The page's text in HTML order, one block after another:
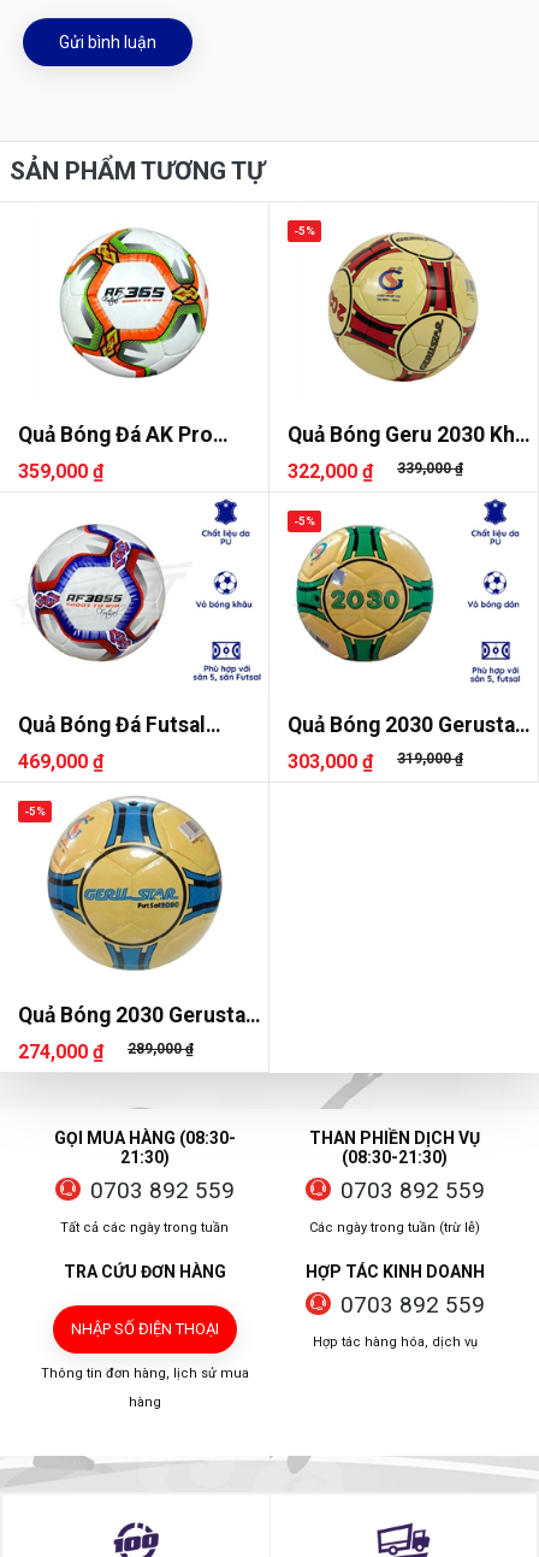
Gửi bình luận
SẢN PHẨM TƯƠNG TỰ
Quả Bóng Đá AK Pro
Futsal AF365
359,000 ₫
Quả Bóng Geru 2030 Khâu
Tay
322,000 ₫ 339,000 ₫
-5%
Quả Bóng Đá Futsal
AKpro AF3855
469,000 ₫
Quả Bóng 2030 Gerustar
Dán Sala
303,000 ₫ 319,000 ₫
-5%
Quả Bóng 2030 Gerustar
Dán
274,000 ₫ 289,000 ₫
-5%
GỌI MUA HÀNG (08:30-
21:30)
0703 892 559
Tất cả các ngày trong tuần
THAN PHIỀN DỊCH VỤ
(08:30-21:30)
0703 892 559
Các ngày trong tuần (trừ lễ)
TRA CỨU ĐƠN HÀNG
NHẬP SỐ ĐIỆN THOẠI
Thông tin đơn hàng, lịch sử mua
hàng
HỢP TÁC KINH DOANH
0703 892 559
Hợp tác hàng hóa, dịch vụ